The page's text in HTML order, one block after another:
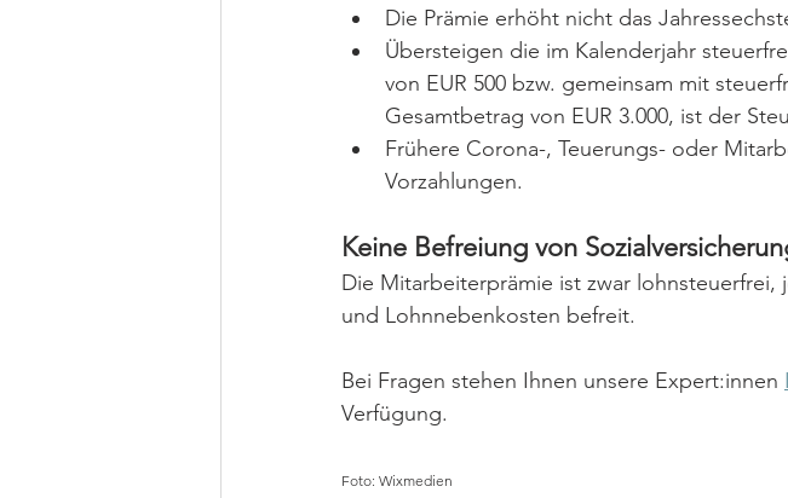
Die Prämie erhöht nicht das
Übersteigen die im Kalenderjahr
von EUR 500 bzw. gemeinsam mit
Gesamtbetrag von EUR 3.000, ist der
Frühere Corona-, Teuerungs- oder
Vorzahlungen.
Keine Befreiung von
Die Mitarbeiterprämie ist zwar
und Lohnnebenkosten befreit.
Bei Fragen stehen Ihnen unsere Expert:innen
Verfügung.
Foto: Wixmedien